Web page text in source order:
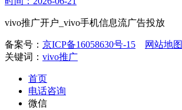
vivo推广开户_vivo手机信息流广告投放
备案号： 京ICP备16058630号-15
网站地图
关键词： vivo推广
首页
电话咨询
微信